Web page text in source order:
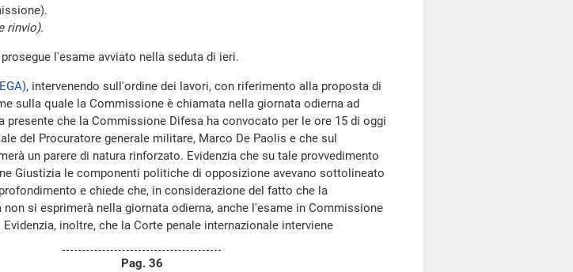
rinvio).
l'esame avviato nella seduta di ieri.
, intervenendo sull'ordine dei lavori, con riferimento alla proposta di
sulla quale la Commissione è chiamata nella giornata odierna ad
presente che la Commissione Difesa ha convocato per le ore 15 di oggi
del Procuratore generale militare, Marco De Paolis e che sul
un parere di natura rinforzato. Evidenzia che su tale provvedimento
Giustizia le componenti politiche di opposizione avevano sottolineato
e chiede che, in considerazione del fatto che la
si esprimerà nella giornata odierna, anche l'esame in Commissione
inoltre, che la Corte penale internazionale interviene
Pag. 36